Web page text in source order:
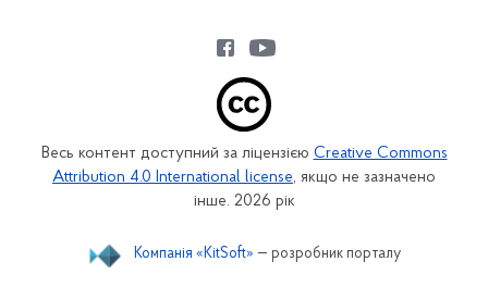
Весь контент доступний за ліцензією Creative Commons
Attribution 4.0 International license, якщо не зазначено
інше. 2026 рік
Компанія «KitSoft» — розробник порталу